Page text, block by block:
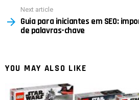
Next article
Guia para iniciantes em SEO:
de palavras-chave
YOU MAY ALSO LIKE